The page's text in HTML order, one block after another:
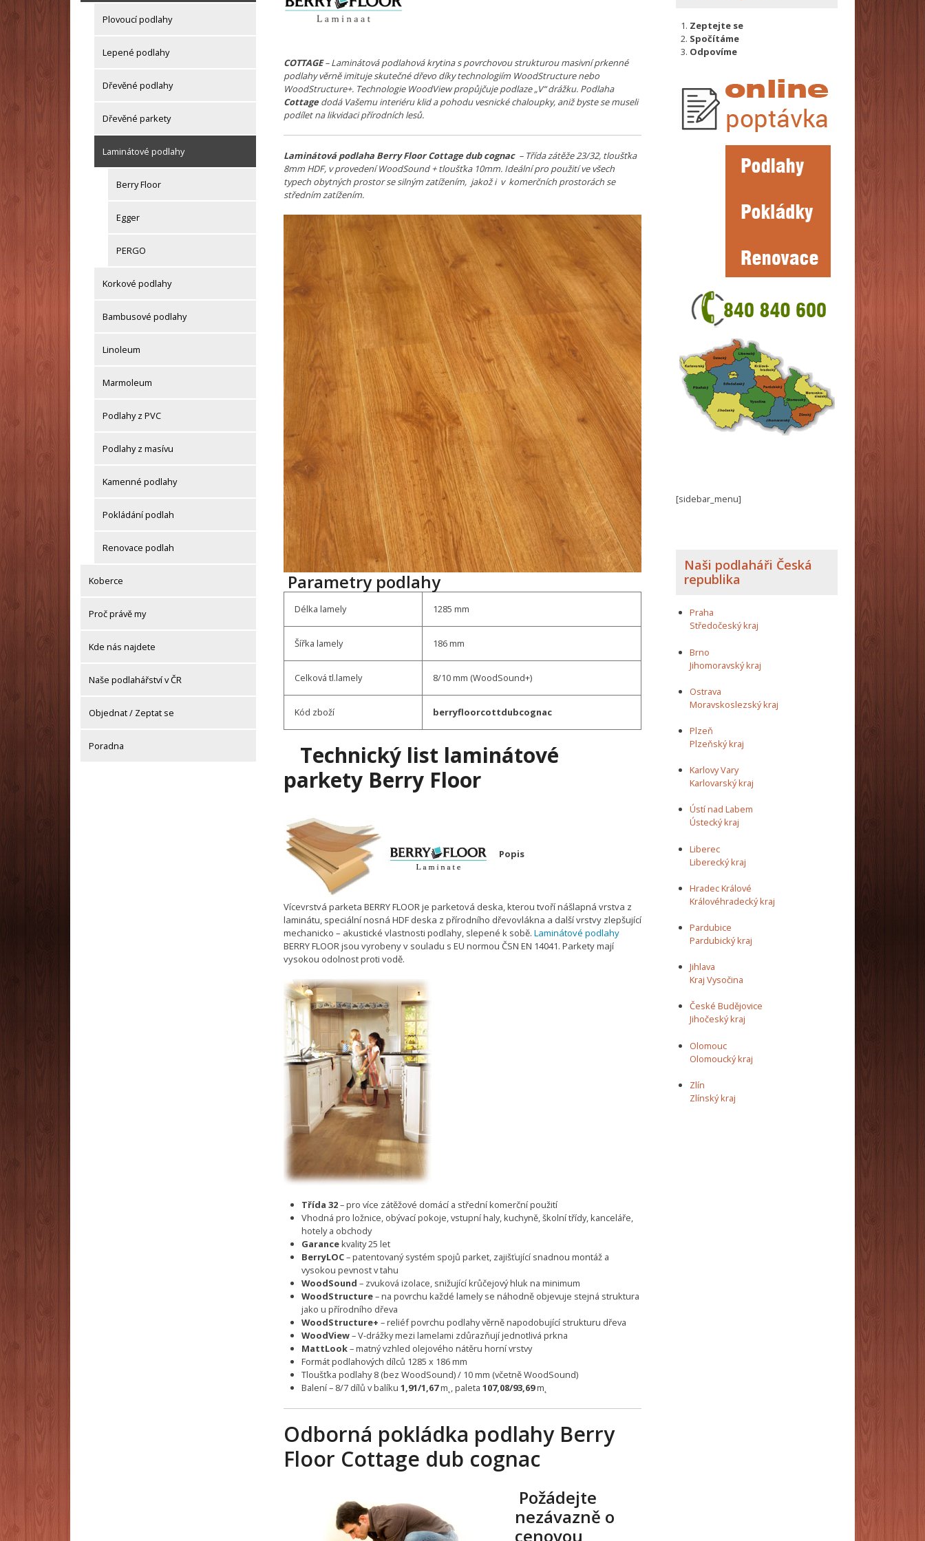
Plovoucí podlahy
Lepené podlahy
Dřevěné podlahy
Dřevěné parkety
Laminátové podlahy
Berry Floor
Egger
PERGO
Korkové podlahy
Bambusové podlahy
Linoleum
Marmoleum
Podlahy z PVC
Podlahy z masívu
Kamenné podlahy
Pokládání podlah
Renovace podlah
Koberce
Proč právě my
Kde nás najdete
Naše podlahářství v ČR
Objednat / Zeptat se
Poradna
COTTAGE– Laminátová podlahová krytina s povrchovou strukturou masivní prkenné
podlahy věrně imituje skutečné dřevo díky technologiím WoodStructure nebo
WoodStructure+. Technologie WoodView propůjčuje podlaze „V“ drážku. Podlaha
Cottage dodá Vašemu interiéru klid a pohodu vesnické chaloupky, aniž byste se museli
podílet na likvidaci přírodních lesů.
Laminátová podlaha Berry Floor Cottage dub cognac – Třída zátěže 23/32, tloušťka
8mm HDF, v provedení WoodSound + tloušťka 10mm. Ideální pro použití ve všech
typech obytných prostor se silným zatížením, jakož i v komerčních prostorách se
středním zatížením.
Parametry podlahy
Délka lamely 1285 mm
Šířka lamely 186 mm
Celková tl.lamely 8/10 mm (WoodSound+)
Kód zboží berryfloorcottdubcognac
Technický list laminátové
parkety Berry Floor
Popis
Vícevrstvá parketa BERRY FLOOR je parketová deska, kterou tvoří nášlapná vrstva z
laminátu, speciální nosná HDF deska z přírodního dřevovlákna a další vrstvy zlepšující
mechanicko – akustické vlastnosti podlahy, slepené k sobě. Laminátové podlahy
BERRY FLOOR jsou vyrobeny v souladu s EU normou ČSN EN 14041. Parkety mají
vysokou odolnost proti vodě.
Třída 32– pro více zátěžové domácí a střední komerční použití
Vhodná pro ložnice, obývací pokoje, vstupní haly, kuchyně, školní třídy, kanceláře,
hotely a obchody
Garancekvality 25 let
BerryLOC– patentovaný systém spojů parket, zajišťující snadnou montáž a
vysokou pevnost v tahu
WoodSound – zvuková izolace, snižující krůčejový hluk na minimum
WoodStructure– na povrchu každé lamely se náhodně objevuje stejná struktura
jako u přírodního dřeva
WoodStructure+ – reliéf povrchu podlahy věrně napodobující strukturu dřeva
WoodView– V-drážky mezi lamelami zdůrazňují jednotlivá prkna
MattLook– matný vzhled olejového nátěru horní vrstvy
Formát podlahových dílců 1285 x 186 mm
Tloušťka podlahy 8 (bez WoodSound) / 10 mm (včetně WoodSound)
Balení – 8/7 dílů v balíku 1,91/1,67m˛, paleta 107,08/93,69m˛
Odborná pokládka podlahy Berry
Floor Cottage dub cognac
Požádejte
nezávazně o
cenovou
Zeptejte se
Spočítáme
Odpovíme
[sidebar_menu]
Naši podlaháři Česká
republika
Praha
Středočeský kraj
Brno
Jihomoravský kraj
Ostrava
Moravskoslezský kraj
Plzeň
Plzeňský kraj
Karlovy Vary
Karlovarský kraj
Ústí nad Labem
Ústecký kraj
Liberec
Liberecký kraj
Hradec Králové
Královéhradecký kraj
Pardubice
Pardubický kraj
Jihlava
Kraj Vysočina
České Budějovice
Jihočeský kraj
Olomouc
Olomoucký kraj
Zlín
Zlínský kraj